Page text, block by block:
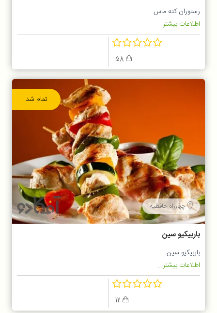
رستوران کته ماس
اطلاعات بیشتر...
تمام شد
چهارراه حافظیه
باربیکیو سین
باربیکیو سین
اطلاعات بیشتر...